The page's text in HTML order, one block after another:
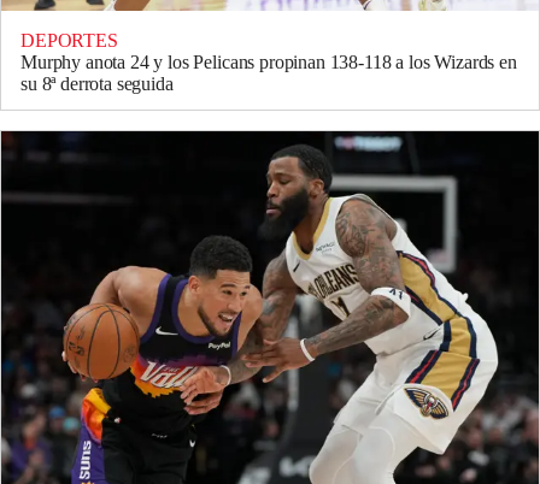
DEPORTES
Murphy anota 24 y los Pelicans propinan 138-118 a los Wizards en
su 8ª derrota seguida